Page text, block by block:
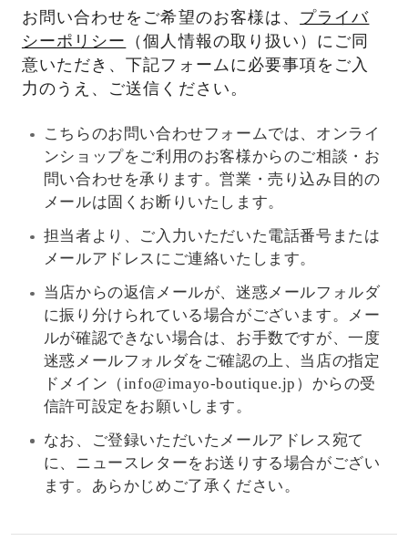
お問い合わせをご希望のお客様は、 プライバ
シーポリシー
（個人情報の取り扱い）にご同
意いただき、下記フォームに必要事項をご入
力のうえ、ご送信ください。
こちらのお問い合わせフォームでは、オンライ
ンショップをご利用のお客様からのご相談・お
問い合わせを承ります。営業・売り込み目的の
メールは固くお断りいたします。
担当者より、ご入力いただいた電話番号または
メールアドレスにご連絡いたします。
当店からの返信メールが、迷惑メールフォルダ
に振り分けられている場合がございます。メー
ルが確認できない場合は、お手数ですが、一度
迷惑メールフォルダをご確認の上、当店の指定
ドメイン（info@imayo-boutique.jp）からの受
信許可設定をお願いします。
なお、ご登録いただいたメールアドレス宛て
に、ニュースレターをお送りする場合がござい
ます。あらかじめご了承ください。